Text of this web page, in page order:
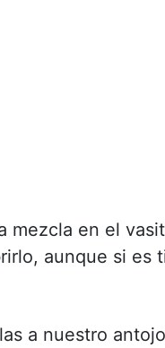
mezcla en el
aunque si es
a nuestro